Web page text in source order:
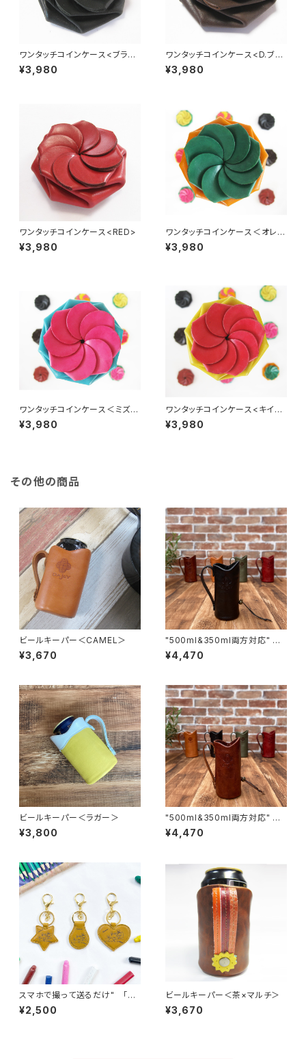
ワンタッチコインケース<ブラッ
ク>
¥3,980
ワンタッチコインケース<D.ブラ
ウン>
¥3,980
ワンタッチコインケース<RED>
¥3,980
ワンタッチコインケース＜オレン
ジ×ミドリ＞
¥3,980
ワンタッチコインケース＜ミズイ
ロ×ピンク＞
¥3,980
ワンタッチコインケース<キイロ
×アカ>
¥3,980
その他の商品
ビールキーパー＜CAMEL＞
¥3,670
"500ml&350ml両方対応" ビ
ールキーパー＜Black＞
¥4,470
ビールキーパー＜ラガー＞
¥3,800
"500ml&350ml両方対応" ビ
ールキーパー＜BROWN＞
¥4,470
スマホで撮って送るだけ" 「子
供の絵」から作る世界で一つの
キーホルダー マスタードイエ
¥2,500
ビールキーパー＜茶×マルチ＞
¥3,670